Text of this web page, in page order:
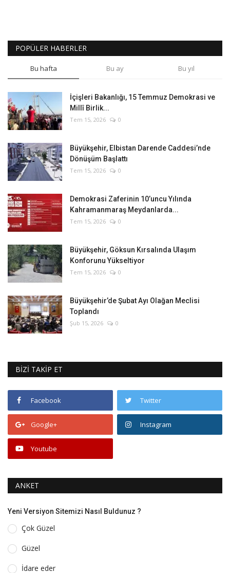
POPÜLER HABERLER
Bu hafta Bu ay Bu yıl
İçişleri Bakanlığı, 15 Temmuz Demokrasi ve
Millî Birlik...
Tem 15, 2026 0
Büyükşehir, Elbistan Darende Caddesi’nde
Dönüşüm Başlattı
Tem 15, 2026 0
Demokrasi Zaferinin 10’uncu Yılında
Kahramanmaraş Meydanlarda...
Tem 15, 2026 0
Büyükşehir, Göksun Kırsalında Ulaşım
Konforunu Yükseltiyor
Tem 15, 2026 0
Büyükşehir’de Şubat Ayı Olağan Meclisi
Toplandı
Şub 15, 2026 0
BİZİ TAKİP ET
Facebook Twitter
Google+ Instagram
Youtube
ANKET
Yeni Versiyon Sitemizi Nasıl Buldunuz ?
Çok Güzel
Güzel
İdare eder